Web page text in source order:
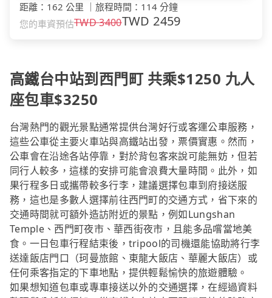
距離 ： 162 公里 旅程時間 ： 114 分鐘
您的車資預估TWD3400TWD 2459
高鐵台中站到西門町 共乘$1250 九人
座包車$3250
台灣熱門的觀光景點通常提供台灣好行或客運公車服務，
這些公車從主要火車站與高鐵站出發，票價實惠。然而，
公車會在沿途各站停靠，對於背包客來說可能無妨，但若
同行人較多，這樣的安排可能會浪費大量時間。此外，如
果行程多日或攜帶較多行李，建議選擇包車到府接送服
務，這也是多數人選擇前往西門町的交通方式，省下來的
交通時間就可額外造訪附近的景點，例如Lungshan
Temple、西門町夜市、華西街夜市，且能多品嚐當地美
食。一日包車行程結束後，tripool的司機還能協助將行李
送達飯店門口（珂曼旅館、東龍大飯店、華麗大飯店）或
任何乘客指定的下車地點，提供輕鬆愉快的旅遊體驗。
如果想知道包車或專車接送以外的交通選擇，在經過資料